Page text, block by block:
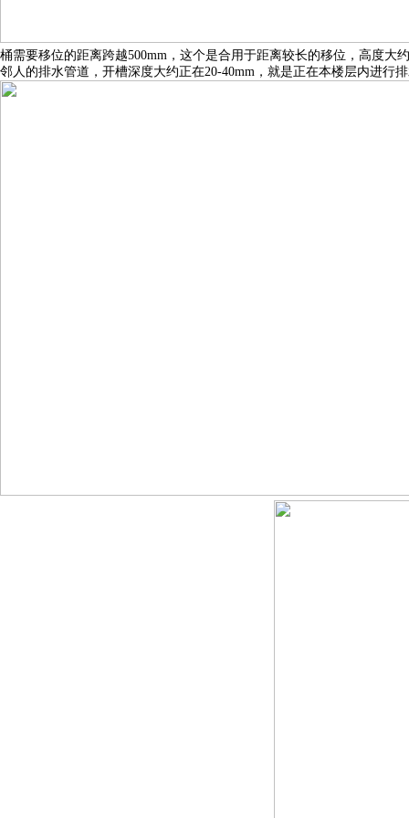
桶需要移位的距离跨越500mm，这个是合用于距离较长的移位，高度
邻人的排水管道，开槽深度大约正在20-40mm，就是正在本楼层内进